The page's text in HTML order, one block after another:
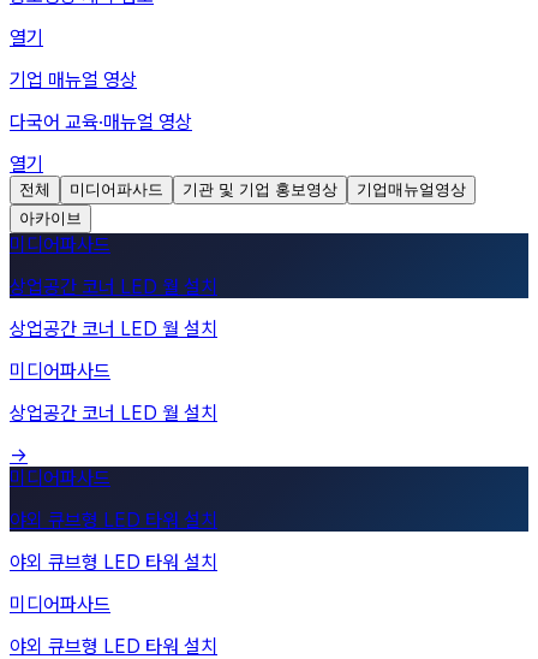
열기
기업 매뉴얼 영상
다국어 교육·매뉴얼 영상
열기
전체 미디어파사드 기관 및 기업 홍보영상
기업매뉴얼영상
아카이브
상업공간 코너 LED 월 설치
미디어파사드
상업공간 코너 LED 월 설치
→
야외 큐브형 LED 타워 설치
미디어파사드
야외 큐브형 LED 타워 설치